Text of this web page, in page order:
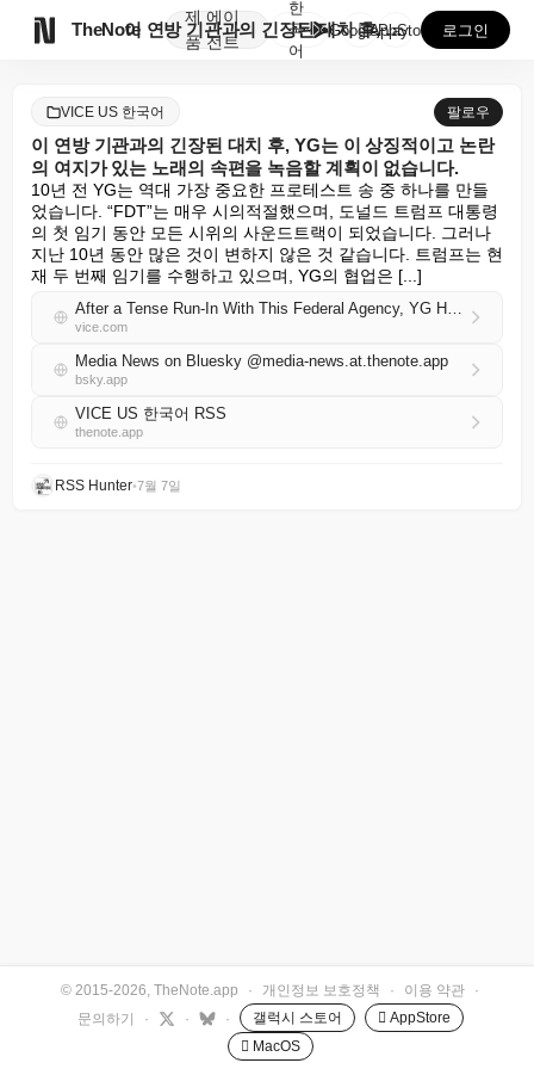
TheNote
제
품
에이
전트
이 연방 기관과의 긴장된 대치 후, YG는 이 상징적이...
한
국
어
GooglePlay
AppStore 로그인
VICE US 한국어 팔로우
이 연방 기관과의 긴장된 대치 후, YG는 이 상징적이고 논란
의 여지가 있는 노래의 속편을 녹음할 계획이 없습니다.
10년 전 YG는 역대 가장 중요한 프로테스트 송 중 하나를 만들
었습니다. “FDT”는 매우 시의적절했으며, 도널드 트럼프 대통령
의 첫 임기 동안 모든 시위의 사운드트랙이 되었습니다. 그러나
지난 10년 동안 많은 것이 변하지 않은 것 같습니다. 트럼프는 현
재 두 번째 임기를 수행하고 있으며, YG의 협업은 [...]
After a Tense Run-In With This Federal Agency, YG Has No Plans of Recording a Sequel to This Iconic and Divisive Song
vice.com
Media News on Bluesky @media-news.at.thenote.app
bsky.app
VICE US 한국어 RSS
thenote.app
RSS Hunter•7월 7일
© 2015-2026, TheNote.app · 개인정보 보호정책 · 이용 약관
·
문의하기
· · · 갤럭시 스토어
 AppStore
 MacOS